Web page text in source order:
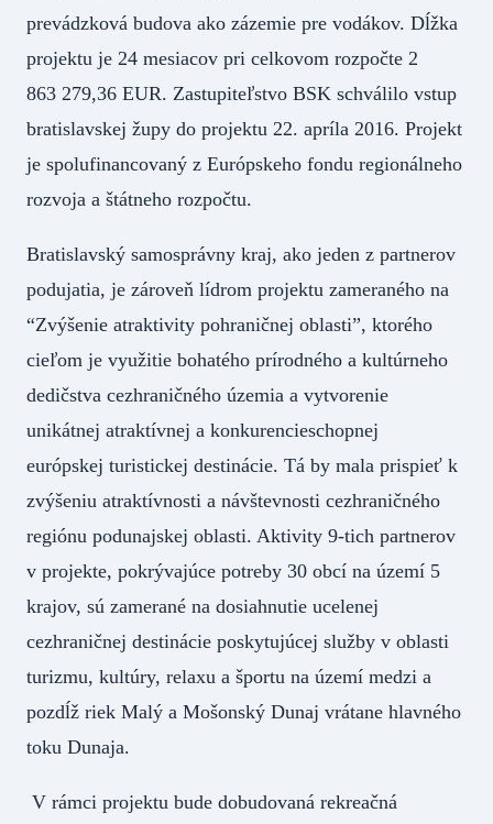
prevádzková budova ako zázemie pre vodákov. Dĺžka
projektu je 24 mesiacov pri celkovom rozpočte 2
863 279,36 EUR. Zastupiteľstvo BSK schválilo vstup
bratislavskej župy do projektu 22. apríla 2016. Projekt
je spolufinancovaný z Európskeho fondu regionálneho
rozvoja a štátneho rozpočtu.
Bratislavský samosprávny kraj, ako jeden z partnerov
podujatia, je zároveň lídrom projektu zameraného na
“Zvýšenie atraktivity pohraničnej oblasti”, ktorého
cieľom je využitie bohatého prírodného a kultúrneho
dedičstva cezhraničného územia a vytvorenie
unikátnej atraktívnej a konkurencieschopnej
európskej turistickej destinácie. Tá by mala prispieť k
zvýšeniu atraktívnosti a návštevnosti cezhraničného
regiónu podunajskej oblasti. Aktivity 9-tich partnerov
v projekte, pokrývajúce potreby 30 obcí na území 5
krajov, sú zamerané na dosiahnutie ucelenej
cezhraničnej destinácie poskytujúcej služby v oblasti
turizmu, kultúry, relaxu a športu na území medzi a
pozdĺž riek Malý a Mošonský Dunaj vrátane hlavného
toku Dunaja.
V rámci projektu bude dobudovaná rekreačná